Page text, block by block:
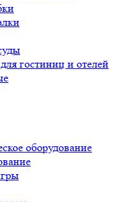
гостиниц и отелей
оборудование